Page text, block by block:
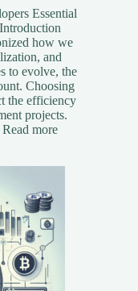
Essential
how we
and
to evolve, the
Choosing
the efficiency
projects.
Read more: